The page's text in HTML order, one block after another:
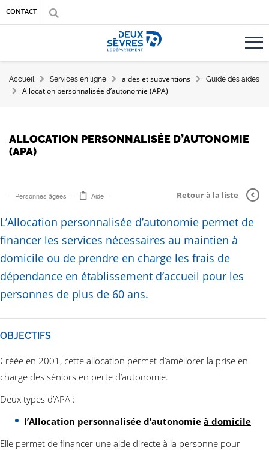
Aller au contenu principal
Aller au menu
Aller à la recherche
CONTACT
Accueil département des Deux-Sèvres
FIL D'ARIANE
Accueil Services en ligne aides et subventions Guide des aides
Allocation personnalisée d’autonomie (APA)
ALLOCATION PERSONNALISÉE D’AUTONOMIE
(APA)
Personnes âgées Aide Retour à la liste
L’Allocation personnalisée d’autonomie permet de
financer les services nécessaires au maintien à
domicile ou de prendre en charge les frais de
dépendance en établissement d’accueil pour les
personnes de plus de 60 ans.
OBJECTIFS
Créée en 2001, cette allocation permet d’améliorer la prise en
charge des séniors en perte d’autonomie.
Deux types d’APA :
l’Allocation personnalisée d’autonomie à domicile
Elle permet de financer une aide directe à la personne pour